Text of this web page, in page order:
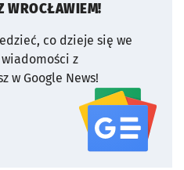
WROCŁAWIEM!
co dzieje się we
z
w Google News!
serwisu